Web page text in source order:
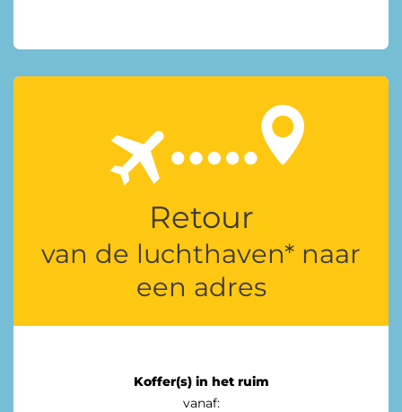
Retour
van de luchthaven* naar
een adres
Koffer(s) in het ruim
vanaf: